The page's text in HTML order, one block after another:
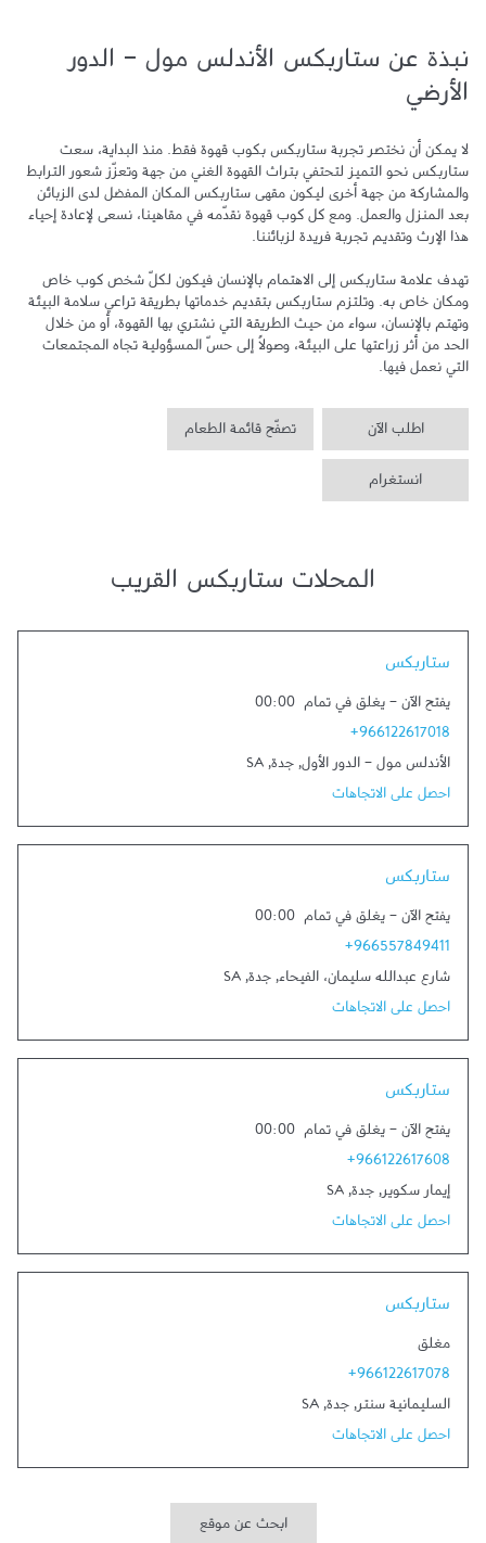
نبذة عن ستاربكس الأندلس مول - الدور
الأرضي
التي نعمل فيها.
اطلب الآن تصفّح قائمة الطعام
انستغرام
المحلات ستاربكس القريب
ستاربكس
يفتح الآن - يغلق في تمام 00:00
+966122617018
الأندلس مول - الدور الأول, جدة,
SA
احصل على الاتجاهات
ستاربكس
يفتح الآن - يغلق في تمام 00:00
+966557849411
شارع عبدالله سليمان، الفيحاء, جدة,
SA
احصل على الاتجاهات
ستاربكس
يفتح الآن - يغلق في تمام 00:00
+966122617608
إيمار سكوير, جدة,
SA
احصل على الاتجاهات
ستاربكس
مغلق
+966122617078
السليمانية سنتر, جدة,
SA
احصل على الاتجاهات
ابحث عن موقع